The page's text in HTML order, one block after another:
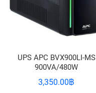
UPS APC BVX900LI-MS
900VA/480W
3,350.00฿